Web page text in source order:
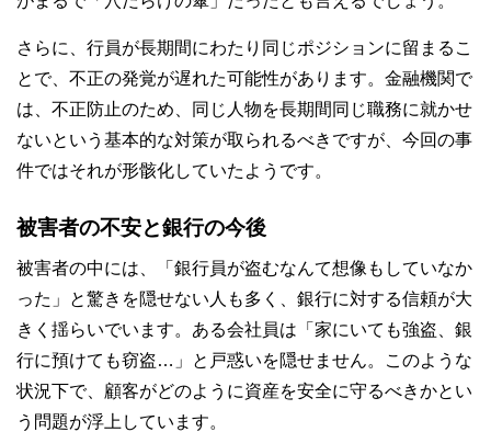
さらに、行員が長期間にわたり同じポジションに留まるこ
とで、不正の発覚が遅れた可能性があります。金融機関で
は、不正防止のため、同じ人物を長期間同じ職務に就かせ
ないという基本的な対策が取られるべきですが、今回の事
件ではそれが形骸化していたようです。
被害者の不安と銀行の今後
被害者の中には、「銀行員が盗むなんて想像もしていなか
った」と驚きを隠せない人も多く、銀行に対する信頼が大
きく揺らいでいます。ある会社員は「家にいても強盗、銀
行に預けても窃盗…」と戸惑いを隠せません。このような
状況下で、顧客がどのように資産を安全に守るべきかとい
う問題が浮上しています。